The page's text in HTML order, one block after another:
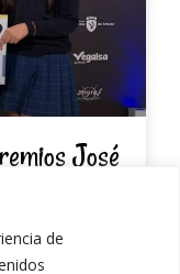
de
José
Neri» gaña na